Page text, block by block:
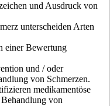
und Ausdruck von
unterscheiden Arten
einer Bewertung
und / oder
von Schmerzen.
medikamentöse
von